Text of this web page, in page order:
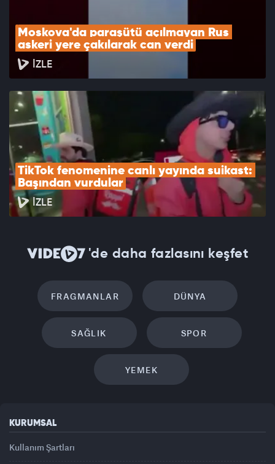
Moskova'da paraşütü açılmayan Rus
askeri yere çakılarak can verdi
İZLE
TikTok fenomenine canlı yayında suikast:
Başından vurdular
İZLE
'de daha fazlasını keşfet
FRAGMANLAR DÜNYA
SAĞLIK SPOR
YEMEK
KURUMSAL
Kullanım Şartları